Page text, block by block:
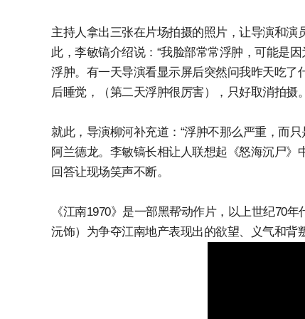
主持人拿出三张在片场拍摄的照片，让导演和
此，李敏镐介绍说：“我脸部常常浮肿，可能是
浮肿。有一天导演看显示屏后突然问我昨天吃
后睡觉，（第二天浮肿很厉害），只好取消拍
就此，导演柳河补充道：“浮肿不那么严重，而
阿兰德龙。李敏镐长相让人联想起《怒海沉尸
回答让现场笑声不断。
《江南1970》是一部黑帮动作片，以上世纪70
沅饰）为争夺江南地产表现出的欲望、义气和背